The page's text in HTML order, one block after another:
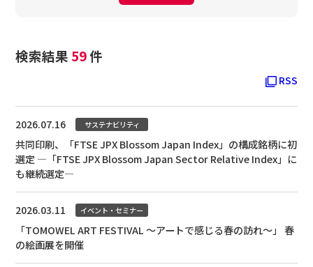
検索結果 59件
RSS
2026.07.16 サステナビリティ
共同印刷、「FTSE JPX Blossom Japan Index」の構成銘柄に初
選定 ―「FTSE JPX Blossom Japan Sector Relative Index」に
も継続選定―
2026.03.11 イベント・セミナー
「TOMOWEL ART FESTIVAL ～アートで感じる春の訪れ～」 春
の絵画展を開催